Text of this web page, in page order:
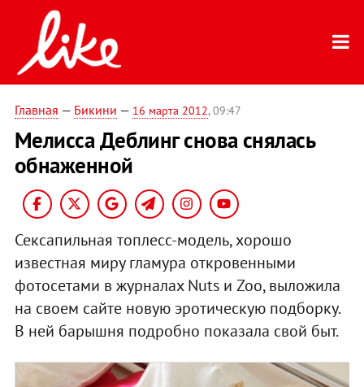
Главная — Бикини — 16 марта 2012, 09:47
Мелисса Деблинг снова снялась
обнаженной
Сексапильная топлесс-модель, хорошо
известная миру гламура откровенными
фотосетами в журналах Nuts и Zoo, выложила
на своем сайте новую эротическую подборку.
В ней барышня подробно показала свой быт.